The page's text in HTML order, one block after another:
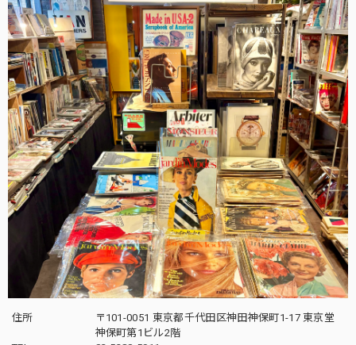
住所
〒101-0051 東京都千代田区神田神保町1-17 東京堂
神保町第1ビル2階